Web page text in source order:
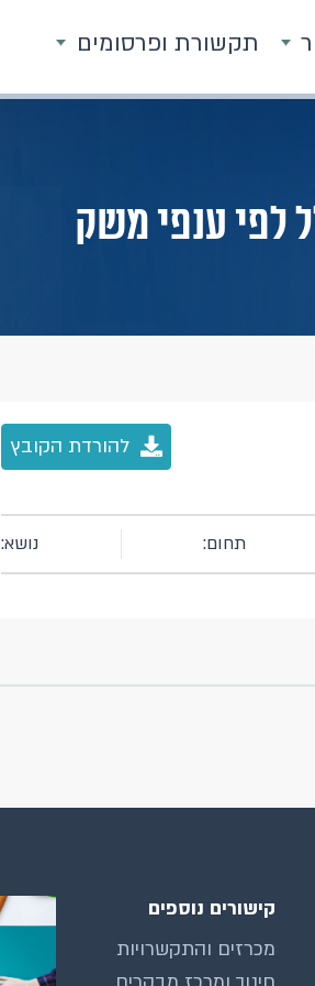
תקשורת ופרסומים
לפי ענפי משק
להורדת הקובץ
תחום: נושא:
קישורים נוספים
מכרזים והתקשרויות